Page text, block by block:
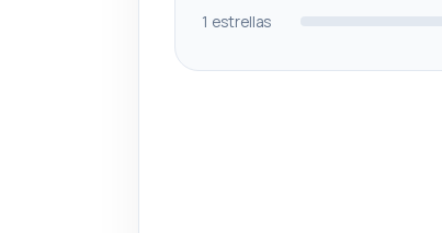
1 estrellas